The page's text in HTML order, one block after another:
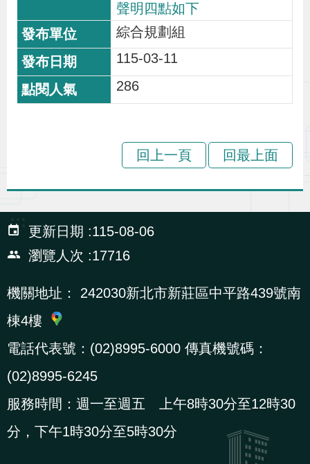
開
放
宣
告
瀆
交
通
置
圖
聲明四點如下
綜合規劃組
115-03-11
286
回上一頁 回最上面
:::
更新日期
115-08-06
瀏覽人次
17716
機關地址：
242030新北市新莊區中平路439號南
棟4樓
電話代表號：(02)8995-6000 傳真機號碼：
(02)8995-6245
服務時間：週一至週五 上午8時30分至12時30
分，下午1時30分至5時30分